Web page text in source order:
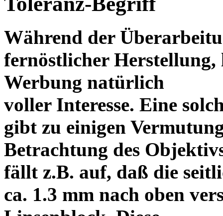
Während der
fernöstlicher Herstellung,
Werbung natürlich
voller Interesse. Eine
gibt zu einigen
Betrachtung des
fällt z.B. auf, daß die
ca. 1.3 mm nach oben